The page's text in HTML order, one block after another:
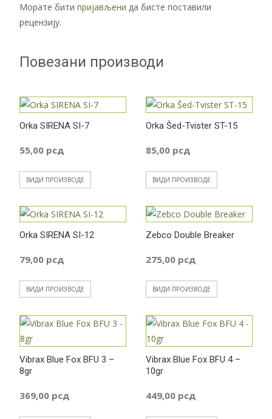
Морате бити пријављени да бисте поставили
рецензију.
Повезани производи
Orka SIRENA SI-7
55,00 рсд
ВИДИ ПРОИЗВОДЕ
Orka Šed-Tvister ST-15
85,00 рсд
ВИДИ ПРОИЗВОДЕ
Orka SIRENA SI-12
79,00 рсд
ВИДИ ПРОИЗВОДЕ
Zebco Double Breaker
275,00 рсд
ВИДИ ПРОИЗВОДЕ
Vibrax Blue Fox BFU 3 –
8gr
369,00 рсд
Vibrax Blue Fox BFU 4 –
10gr
449,00 рсд